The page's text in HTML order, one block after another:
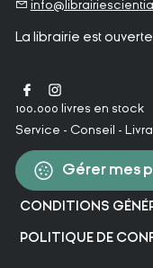
La librairie est
100.000 livres en stock
Service - Conseil -
Gérer mes
CONDITIONS
POLITIQUE DE